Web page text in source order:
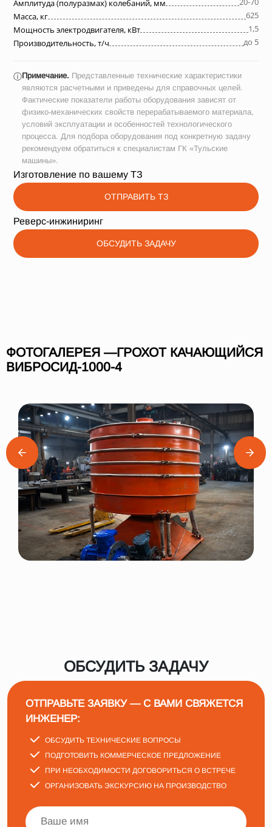
Амплитуда (полуразмах) колебаний, мм
Масса, кг
625
Мощность электродвигателя, кВт
1,5
Производительность, т/ч
до 5
ⓘПримечание. Представленные технические характеристики
являются расчетными и приведены для справочных целей.
Фактические показатели работы оборудования зависят от
физико-механических свойств перерабатываемого материала,
условий эксплуатации и особенностей технологического
процесса. Для подбора оборудования под конкретную задачу
рекомендуем обратиться к специалистам ГК «Тульские
машины».
Изготовление по вашему ТЗ
ОТПРАВИТЬ ТЗ
Реверс-инжиниринг
ОБСУДИТЬ ЗАДАЧУ
ФОТОГАЛЕРЕЯ —ГРОХОТ КАЧАЮЩИЙСЯ
ВИБРОСИД-1000-4
ОБСУДИТЬ ЗАДАЧУ
ОТПРАВЬТЕ ЗАЯВКУ — С ВАМИ СВЯЖЕТСЯ
ИНЖЕНЕР:
ОБСУДИТЬ ТЕХНИЧЕСКИЕ ВОПРОСЫ
ПОДГОТОВИТЬ КОММЕРЧЕСКОЕ ПРЕДЛОЖЕНИЕ
ПРИ НЕОБХОДИМОСТИ ДОГОВОРИТЬСЯ О ВСТРЕЧЕ
ОРГАНИЗОВАТЬ ЭКСКУРСИЮ НА ПРОИЗВОДСТВО